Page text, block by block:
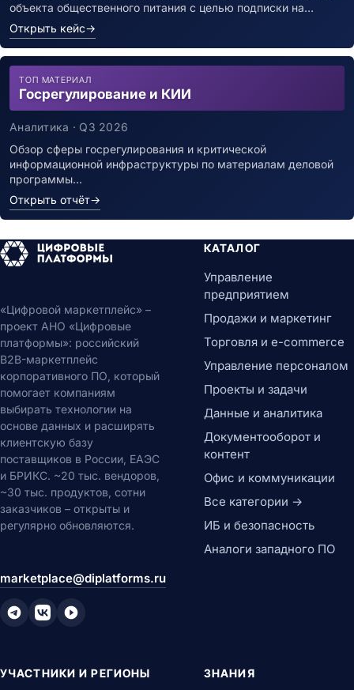
объекта общественного питания с целью подписки на…
Открыть кейс→
ТОП МАТЕРИАЛ
Госрегулирование и КИИ
Аналитика · Q3 2026
Обзор сферы госрегулирования и критической
информационной инфраструктуры по материалам деловой
программы…
Открыть отчёт→
«Цифровой маркетплейс» –
проект АНО «Цифровые
платформы»: российский
B2B-маркетплейс
корпоративного ПО, который
помогает компаниям
выбирать технологии на
основе данных и расширять
клиентскую базу
поставщиков в России, ЕАЭС
и БРИКС. ~20 тыс. вендоров,
~30 тыс. продуктов, сотни
заказчиков – открыты и
регулярно обновляются.
marketplace@diplatforms.ru
КАТАЛОГ
Управление
предприятием
Продажи и маркетинг
Торговля и e-commerce
Управление персоналом
Проекты и задачи
Данные и аналитика
Документооборот и
контент
Офис и коммуникации
Все категории →
ИБ и безопасность
Аналоги западного ПО
УЧАСТНИКИ И РЕГИОНЫ ЗНАНИЯ